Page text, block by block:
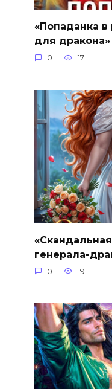
«Попаданка в
для
0 17
генерала-
0 19